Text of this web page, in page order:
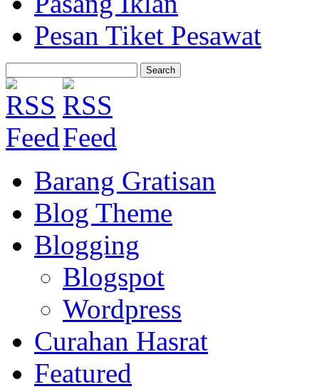
Pesan Tiket Pesawat
Barang Gratisan
Blog Theme
Blogging
Blogspot
Wordpress
Curahan Hasrat
Featured